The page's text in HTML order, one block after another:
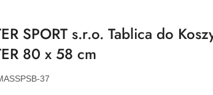
SPORT s.r.o. Tablica do
80 x 58 cm
37